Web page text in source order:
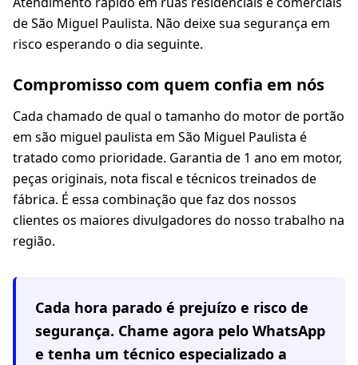
de São Miguel Paulista. Não deixe sua segurança em
risco esperando o dia seguinte.
Compromisso com quem confia em nós
Cada chamado de qual o tamanho do motor de portão
em são miguel paulista em São Miguel Paulista é
tratado como prioridade. Garantia de 1 ano em motor,
peças originais, nota fiscal e técnicos treinados de
fábrica. É essa combinação que faz dos nossos
clientes os maiores divulgadores do nosso trabalho na
região.
Cada hora parado é prejuízo e risco de
segurança. Chame agora pelo WhatsApp
e tenha um técnico especializado a